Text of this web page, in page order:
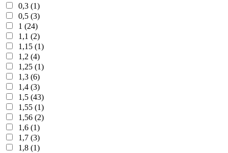
0,3 (1)
0,5 (3)
1 (24)
1,1 (2)
1,15 (1)
1,2 (4)
1,25 (1)
1,3 (6)
1,4 (3)
1,5 (43)
1,55 (1)
1,56 (2)
1,6 (1)
1,7 (3)
1,8 (1)